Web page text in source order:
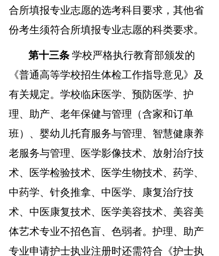
合所填报专业志愿的选考科目要求，其他省
份考生须符合所填报专业志愿的科类要求。
第十三条 学校严格执行教育部颁发的
《普通高等学校招生体检工作指导意见》及
有关规定。学校临床医学、预防医学、护
理、助产、老年保健与管理（含家和订单
班）、婴幼儿托育服务与管理、智慧健康养
老服务与管理、医学影像技术、放射治疗技
术、医学检验技术、医学生物技术、药学、
中药学、针灸推拿、中医学、康复治疗技
术、中医康复技术、医学美容技术、美容美
体艺术专业不招色盲、色弱者。护理、助产
专业申请护士执业注册时还需符合《护士执